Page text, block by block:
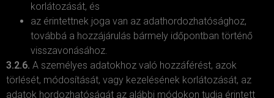
korlátozását, és
az érintettnek joga van az adathordozhatósághoz,
továbbá a hozzájárulás bármely időpontban történő
visszavonásához.
3.2.6. A személyes adatokhoz való hozzáférést, azok
törlését, módosítását, vagy kezelésének korlátozását, az
adatok hordozhatóságát az alábbi módokon tudja érintett